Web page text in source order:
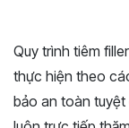
Quy trình tiêm
thực hiện theo
bảo an toàn